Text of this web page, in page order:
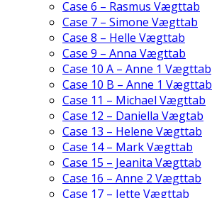
Case 6 – Rasmus Vægttab
Case 7 – Simone Vægttab
Case 8 – Helle Vægttab
Case 9 – Anna Vægttab
Case 10 A – Anne 1 Vægttab
Case 10 B – Anne 1 Vægttab
Case 11 – Michael Vægttab
Case 12 – Daniella Vægtab
Case 13 – Helene Vægttab
Case 14 – Mark Vægttab
Case 15 – Jeanita Vægttab
Case 16 – Anne 2 Vægttab
Case 17 – Jette Vægttab